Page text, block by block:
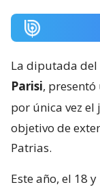
La diputada del
Parisi,
por única vez el
objetivo de
Patrias.
Este año, el 18